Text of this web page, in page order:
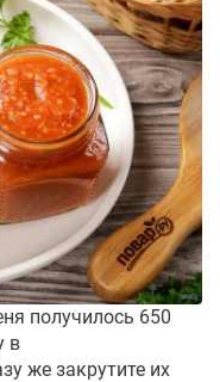
получилось 650
в
же закрутите их